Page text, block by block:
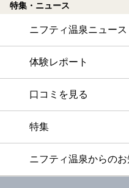
特集・ニュース
ニフティ温泉ニュース
体験レポート
口コミを見る
特集
ニフティ温泉からの